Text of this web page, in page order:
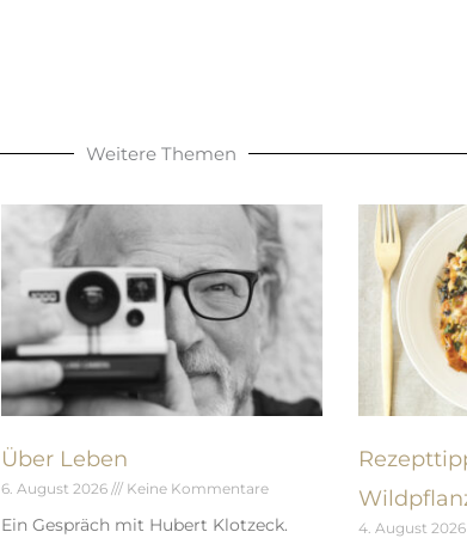
Weitere Themen
Über Leben
6. August 2026 Keine Kommentare
Ein Gespräch mit Hubert Klotzeck. 4. August 2026